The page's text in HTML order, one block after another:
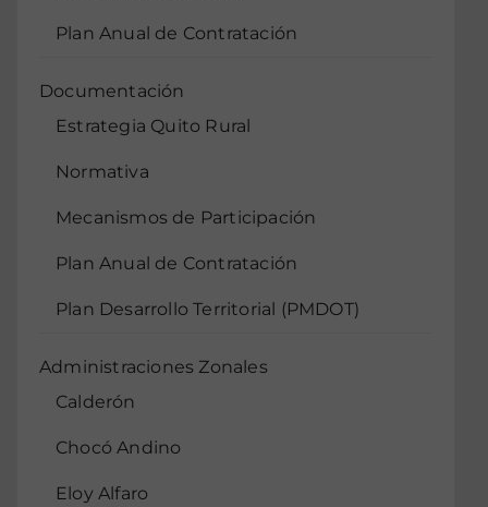
Plan Anual de Contratación
Documentación
Estrategia Quito Rural
Normativa
Mecanismos de Participación
Plan Anual de Contratación
Plan Desarrollo Territorial (PMDOT)
Administraciones Zonales
Calderón
Chocó Andino
Eloy Alfaro